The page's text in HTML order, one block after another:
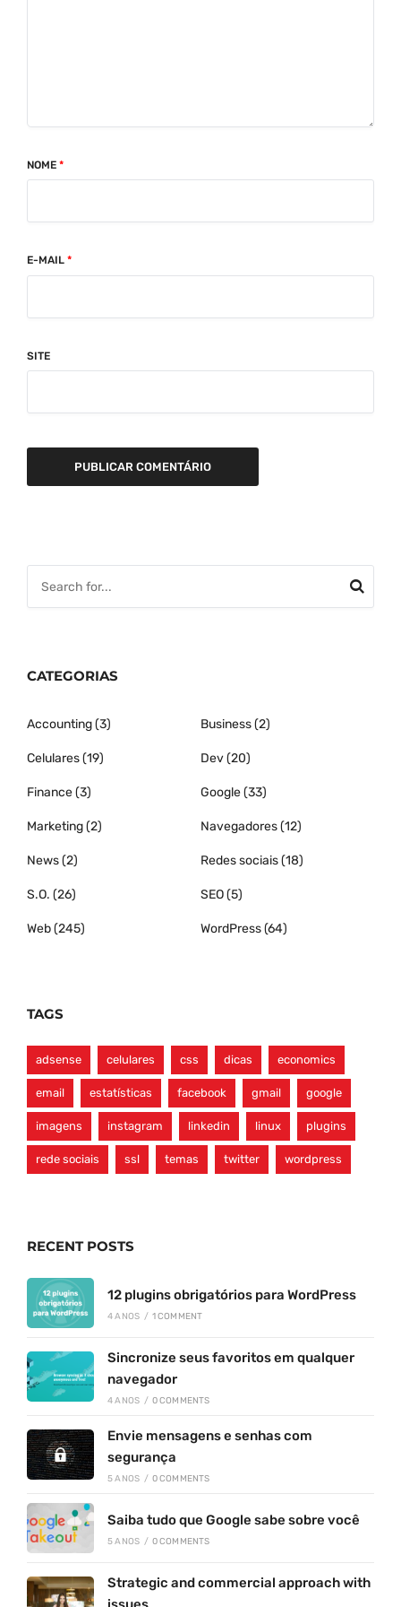
NOME *
E-MAIL *
SITE
CATEGORIAS
Accounting(3) Business(2)
Celulares(19) Dev(20)
Finance(3) Google(33)
Marketing(2) Navegadores(12)
News(2) Redes sociais(18)
S.O. (26) SEO(5)
Web(245) WordPress(64)
TAGS
adsense celulares css dicas economics
email estatísticas facebook gmail google
imagens instagram linkedin linux plugins
rede sociais ssl temas twitter wordpress
RECENT POSTS
12 plugins obrigatórios para WordPress
4 ANOS / 1 COMMENT
Sincronize seus favoritos em qualquer
navegador
4 ANOS / 0 COMMENTS
Envie mensagens e senhas com
segurança
5 ANOS / 0 COMMENTS
Saiba tudo que Google sabe sobre você
5 ANOS / 0 COMMENTS
Strategic and commercial approach with